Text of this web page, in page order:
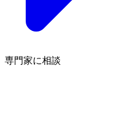
専門家に相談